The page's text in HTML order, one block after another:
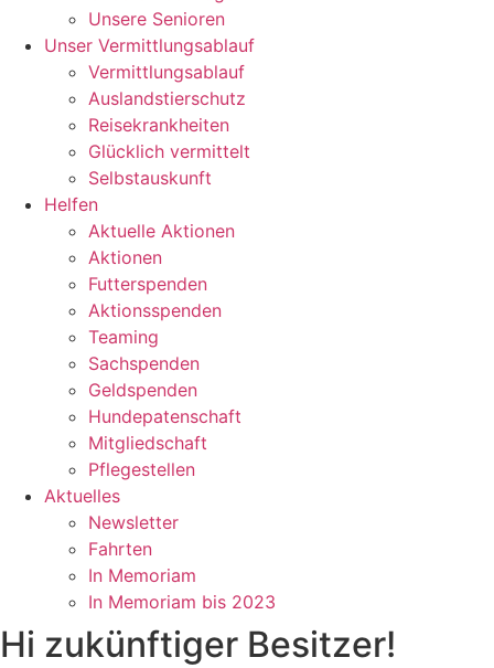
Unsere Senioren
Unser Vermittlungsablauf
Vermittlungsablauf
Auslandstierschutz
Reisekrankheiten
Glücklich vermittelt
Selbstauskunft
Helfen
Aktuelle Aktionen
Aktionen
Futterspenden
Aktionsspenden
Teaming
Sachspenden
Geldspenden
Hundepatenschaft
Mitgliedschaft
Pflegestellen
Aktuelles
Newsletter
Fahrten
In Memoriam
In Memoriam bis 2023
Hi zukünftiger Besitzer!